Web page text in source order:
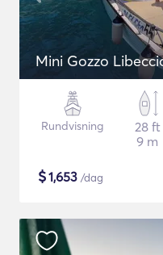
Mini Gozzo
Rundvisning
28 ft
9 m
$1,653 /dag